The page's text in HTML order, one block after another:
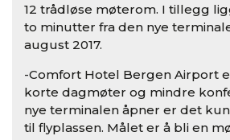
12 trådløse møterom. I tillegg
to minutter fra den nye
august 2017.
-Comfort Hotel Bergen Airport
korte dagmøter og mindre
nye terminalen åpner er det
til flyplassen. Målet er å bli en